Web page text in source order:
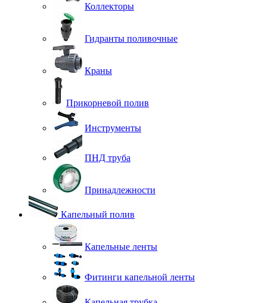
Коллекторы
Гидранты поливочные
Краны
Прикорневой полив
Инструменты
ПНД труба
Принадлежности
Капельный полив
Капельные ленты
Фитинги капельной ленты